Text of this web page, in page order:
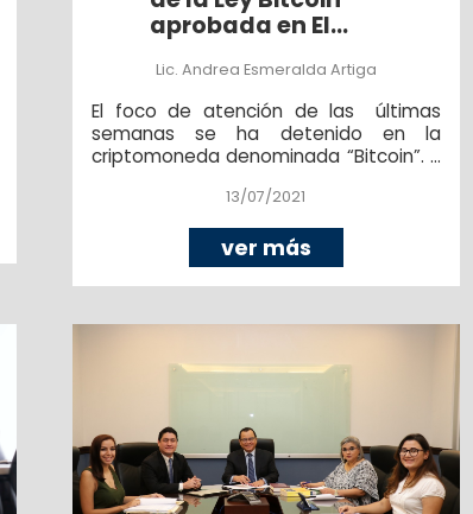
aprobada en El
Lic. Andrea Esmeralda Artiga
El foco de atención de las últimas
semanas se ha detenido en la
criptomoneda denominada “Bitcoin”. Y
criptomoneda o divisa digital que fue
creada por Satoshi Nakamoto – un
pseudónimo de un individuo o grupo
de individuos que aún permanece en
el anonimato– y que fue lanzada en el
13/07/2021
ver más